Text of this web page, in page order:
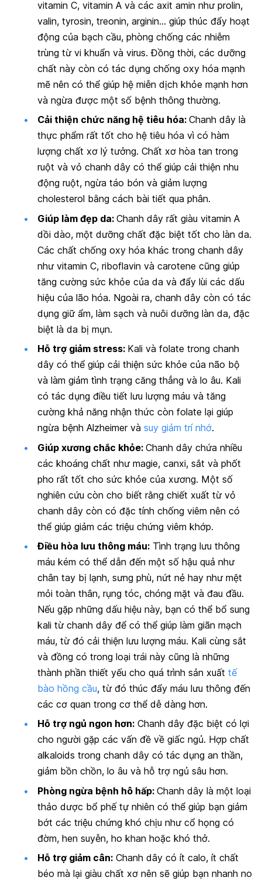
vitamin C, vitamin A và các axit amin như prolin,
valin, tyrosin, treonin, arginin… giúp thúc đẩy hoạt
động của bạch cầu, phòng chống các nhiễm
trùng từ vi khuẩn và virus. Đồng thời, các dưỡng
chất này còn có tác dụng chống oxy hóa mạnh
mẽ nên có thể giúp hệ miễn dịch khỏe mạnh hơn
và ngừa được một số bệnh thông thường.
Cải thiện chức năng hệ tiêu hóa: Chanh dây là
thực phẩm rất tốt cho hệ tiêu hóa vì có hàm
lượng chất xơ lý tưởng. Chất xơ hòa tan trong
ruột và vỏ chanh dây có thể giúp cải thiện nhu
động ruột, ngừa táo bón và giảm lượng
cholesterol bằng cách bài tiết qua phân.
Giúp làm đẹp da: Chanh dây rất giàu vitamin A
dồi dào, một dưỡng chất đặc biệt tốt cho làn da.
Các chất chống oxy hóa khác trong chanh dây
như vitamin C, riboflavin và carotene cũng giúp
tăng cường sức khỏe của da và đẩy lùi các dấu
hiệu của lão hóa. Ngoài ra, chanh dây còn có tác
dụng giữ ẩm, làm sạch và nuôi dưỡng làn da, đặc
biệt là da bị mụn.
Hỗ trợ giảm stress: Kali và folate trong chanh
dây có thể giúp cải thiện sức khỏe của não bộ
và làm giảm tình trạng căng thẳng và lo âu. Kali
có tác dụng điều tiết lưu lượng máu và tăng
cường khả năng nhận thức còn folate lại giúp
ngừa bệnh Alzheimer và suy giảm trí nhớ.
Giúp xương chắc khỏe: Chanh dây chứa nhiều
các khoáng chất như magie, canxi, sắt và phốt
pho rất tốt cho sức khỏe của xương. Một số
nghiên cứu còn cho biết rằng chiết xuất từ vỏ
chanh dây còn có đặc tính chống viêm nên có
thể giúp giảm các triệu chứng viêm khớp.
Điều hòa lưu thông máu: Tình trạng lưu thông
máu kém có thể dẫn đến một số hậu quả như
chân tay bị lạnh, sưng phù, nứt nẻ hay như mệt
mỏi toàn thân, rụng tóc, chóng mặt và đau đầu.
Nếu gặp những dấu hiệu này, bạn có thể bổ sung
kali từ chanh dây để có thể giúp làm giãn mạch
máu, từ đó cải thiện lưu lượng máu. Kali cùng sắt
và đồng có trong loại trái này cũng là những
thành phần thiết yếu cho quá trình sản xuất tế
bào hồng cầu, từ đó thúc đẩy máu lưu thông đến
các cơ quan trong cơ thể dễ dàng hơn.
Hỗ trợ ngủ ngon hơn: Chanh dây đặc biệt có lợi
cho người gặp các vấn đề về giấc ngủ. Hợp chất
alkaloids trong chanh dây có tác dụng an thần,
giảm bồn chồn, lo âu và hỗ trợ ngủ sâu hơn.
Phòng ngừa bệnh hô hấp: Chanh dây là một loại
thảo dược bổ phế tự nhiên có thể giúp bạn giảm
bớt các triệu chứng khó chịu như cổ họng có
đờm, hen suyễn, ho khan hoặc khó thở.
Hỗ trợ giảm cân: Chanh dây có ít calo, ít chất
béo mà lại giàu chất xơ nên sẽ giúp bạn nhanh no